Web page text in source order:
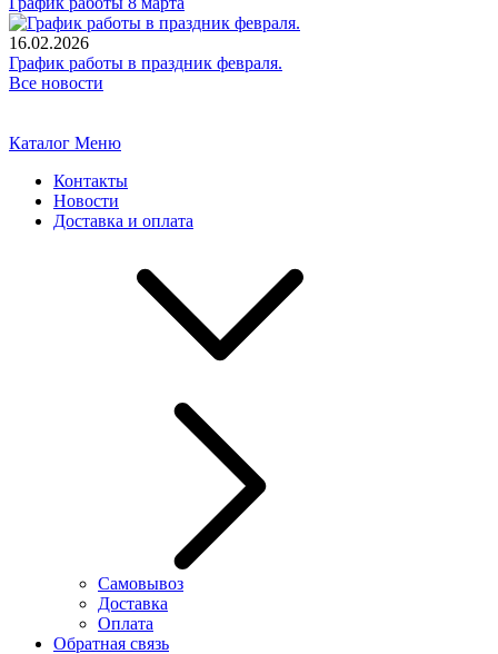
16.02.2026
График работы в праздник февраля.
Все новости
Каталог Меню
Контакты
Новости
Доставка и оплата
Самовывоз
Доставка
Оплата
Обратная связь